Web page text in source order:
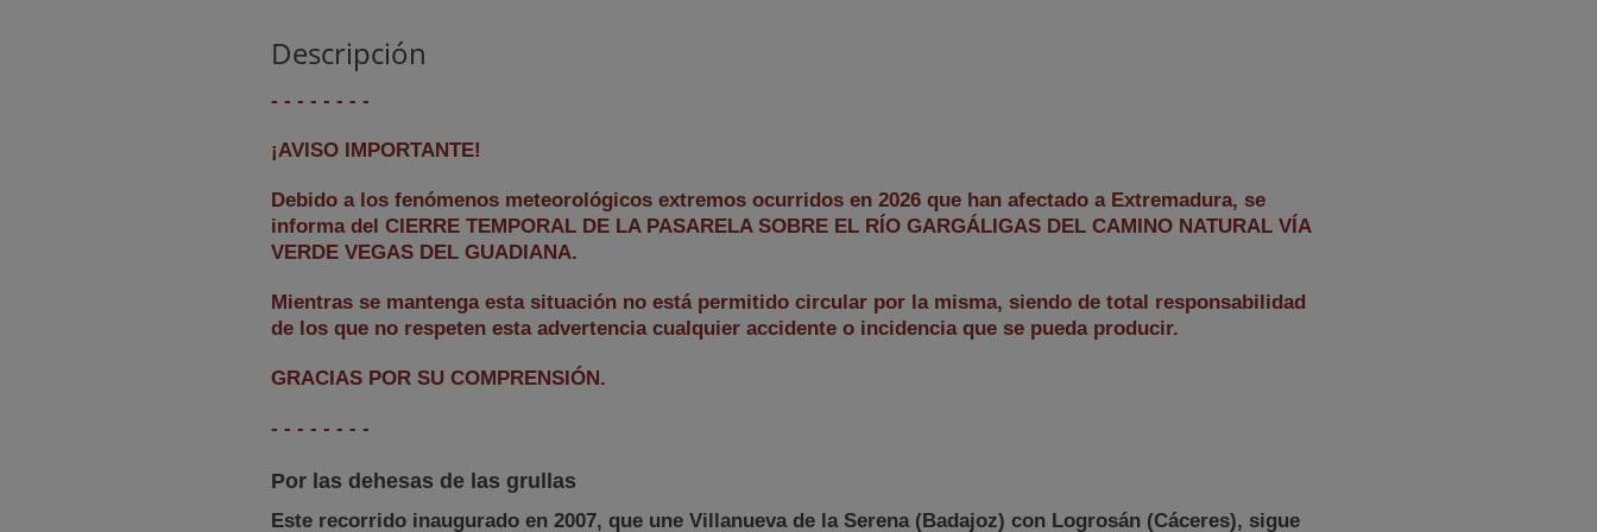
Descripción
- - - - - - - -
¡AVISO IMPORTANTE!
Debido a los fenómenos meteorológicos extremos ocurridos en 2026 que han afectado a Extremadura, se
informa del CIERRE TEMPORAL DE LA PASARELA SOBRE EL RÍO GARGÁLIGAS DEL CAMINO NATURAL VÍA
VERDE VEGAS DEL GUADIANA.
Mientras se mantenga esta situación no está permitido circular por la misma, siendo de total responsabilidad
de los que no respeten esta advertencia cualquier accidente o incidencia que se pueda producir.
GRACIAS POR SU COMPRENSIÓN.
- - - - - - - -
Por las dehesas de las grullas
Este recorrido inaugurado en 2007, que une Villanueva de la Serena (Badajoz) con Logrosán (Cáceres), sigue